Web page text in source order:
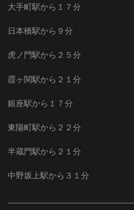
大手町駅から１７分
日本橋駅から９分
虎ノ門駅から２５分
霞ヶ関駅から２１分
銀座駅から１７分
東陽町駅から２２分
半蔵門駅から２１分
中野坂上駅から３１分